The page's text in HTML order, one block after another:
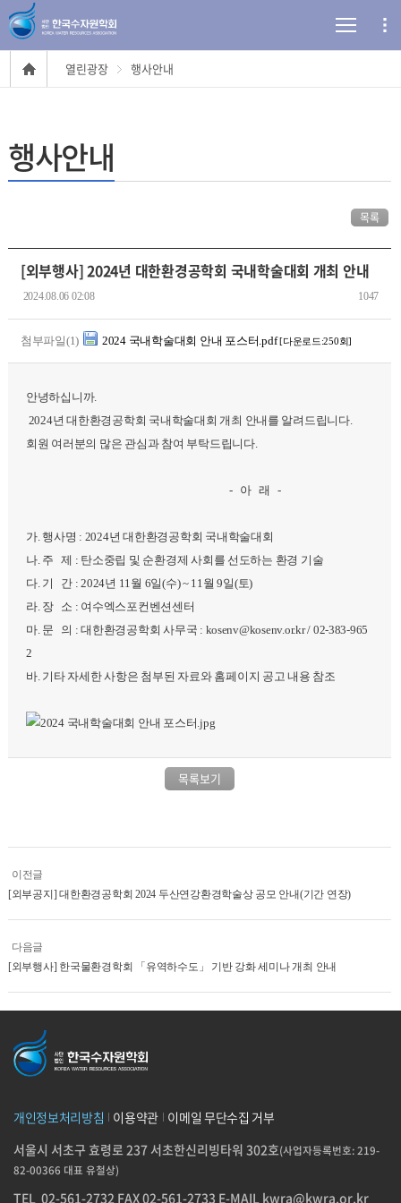
열린광장 행사안내
행사안내
목록
[외부행사] 2024년 대한환경공학회 국내학술대회 개최 안내
2024.08.06 02:08 1047
첨부파일(1) 2024 국내학술대회 안내 포스터.pdf[다운로드:250회]
안녕하십니까.
2024년 대한환경공학회 국내학술대회 개최 안내를 알려드립니다.
회원 여러분의 많은 관심과 참여 부탁드립니다.
- 아 래 -
가. 행사명 : 2024년 대한환경공학회 국내학술대회
나. 주 제 : 탄소중립 및 순환경제 사회를 선도하는 환경 기술
다. 기 간 : 2024년 11월 6일(수) ~ 11월 9일(토)
라. 장 소 : 여수엑스포컨벤션센터
마. 문 의 : 대한환경공학회 사무국 : kosenv@kosenv.or.kr / 02-383-965
2
바. 기타 자세한 사항은 첨부된 자료와 홈페이지 공고 내용 참조
목록보기
이전글
[외부공지] 대한환경공학회 2024 두산연강환경학술상 공모 안내(기간 연장)
다음글
[외부행사] 한국물환경학회 「유역하수도」 기반 강화 세미나 개최 안내
개인정보처리방침 이용약관 이메일 무단수집 거부
서울시 서초구 효령로 237 서초한신리빙타워 302호(사업자등록번호: 219-
82-00366 대표 유철상)
TEL 02-561-2732 FAX 02-561-2733 E-MAIL kwra@kwra.or.kr